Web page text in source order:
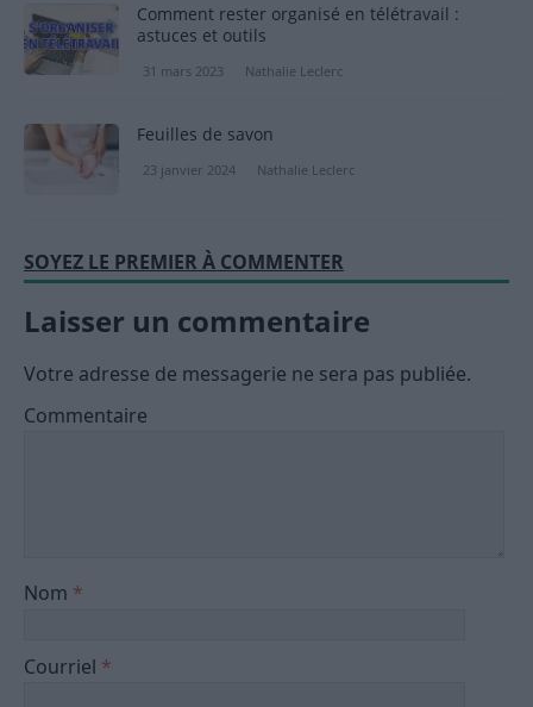
Comment rester organisé en télétravail :
astuces et outils
31 mars 2023 Nathalie Leclerc
Feuilles de savon
23 janvier 2024 Nathalie Leclerc
SOYEZ LE PREMIER À COMMENTER
Laisser un commentaire
Votre adresse de messagerie ne sera pas publiée.
Commentaire
Nom *
Courriel *